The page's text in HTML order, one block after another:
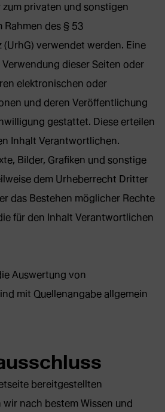
privaten und sonstigen
Rahmen des § 53
verwendet werden. Eine
dieser Seiten oder
elektronischen oder
und deren Veröffentlichung
gestattet. Diese erteilen
Inhalt Verantwortlichen.
Bilder, Grafiken und sonstige
dem Urheberrecht Dritter
das Bestehen möglicher Rechte
für den Inhalt Verantwortlichen
Auswertung von
mit Quellenangabe allgemein
bereitgestellten
nach bestem Wissen und